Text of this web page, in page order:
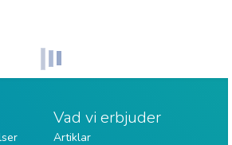
Vad vi erbjuder
Artiklar